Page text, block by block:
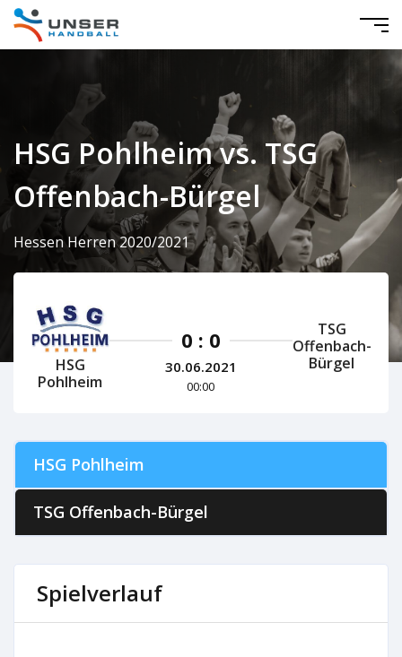
HSG Pohlheim vs. TSG
Offenbach-Bürgel
Hessen Herren 2020/2021
HSG
Pohlheim
0 : 0
30.06.2021
00:00
TSG
Offenbach-
Bürgel
HSG Pohlheim
TSG Offenbach-Bürgel
Spielverlauf